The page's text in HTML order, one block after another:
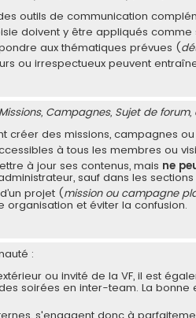
outils de communication
doivent y être appliqués comme
aux thématiques prévues (
ou irrespectueux peuvent
Missions, Campagnes, Sujet de forum,
des missions, campagnes
à tous les membres ou
à jour ses contenus, mais ne
sauf dans les
projet (mission ou campagne
organisation et éviter la confusion.
:
ou invité de la VF, il est
soirées en inter-team. La